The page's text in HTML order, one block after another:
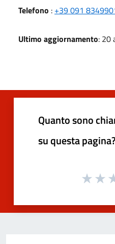
Telefono : +39 091
Ultimo aggiornamento: 20
Quanto sono
su questa